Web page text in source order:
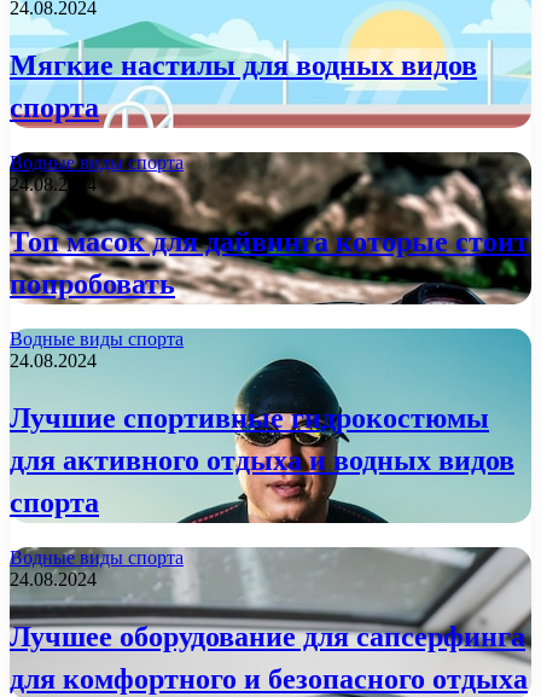
24.08.2024
Мягкие настилы для водных видов
спорта
Водные виды спорта
24.08.2024
Топ масок для дайвинга которые стоит
попробовать
Водные виды спорта
24.08.2024
Лучшие спортивные гидрокостюмы
для активного отдыха и водных видов
спорта
Водные виды спорта
24.08.2024
Лучшее оборудование для сапсерфинга
для комфортного и безопасного отдыха